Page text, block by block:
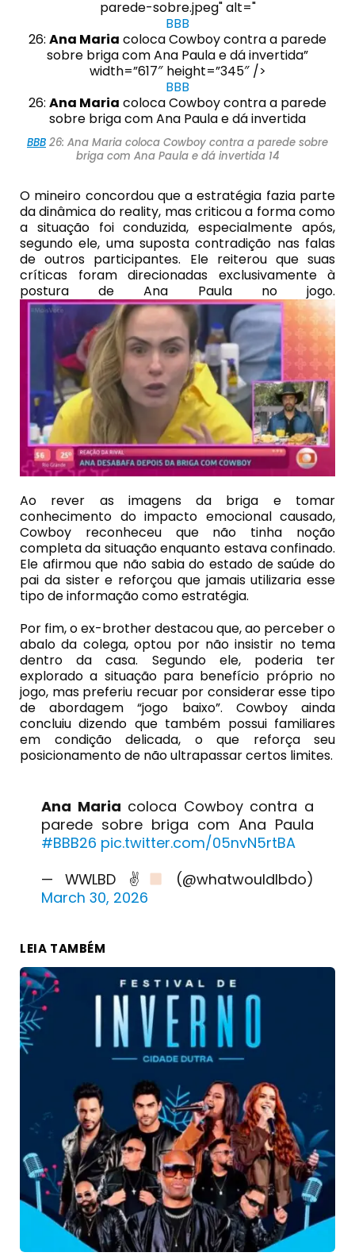
parede-sobre.jpeg" alt="
BBB
26: Ana Maria coloca Cowboy contra a parede
sobre briga com Ana Paula e dá invertida”
width=”617″ height=”345″ />
BBB
26: Ana Maria coloca Cowboy contra a parede
sobre briga com Ana Paula e dá invertida
BBB 26: Ana Maria coloca Cowboy contra a parede sobre
briga com Ana Paula e dá invertida 14
O mineiro concordou que a estratégia fazia parte
da dinâmica do reality, mas criticou a forma como
a situação foi conduzida, especialmente após,
segundo ele, uma suposta contradição nas falas
de outros participantes. Ele reiterou que suas
críticas foram direcionadas exclusivamente à
postura de Ana Paula no jogo.
Ao rever as imagens da briga e tomar
conhecimento do impacto emocional causado,
Cowboy reconheceu que não tinha noção
completa da situação enquanto estava confinado.
Ele afirmou que não sabia do estado de saúde do
pai da sister e reforçou que jamais utilizaria esse
tipo de informação como estratégia.
Por fim, o ex-brother destacou que, ao perceber o
abalo da colega, optou por não insistir no tema
dentro da casa. Segundo ele, poderia ter
explorado a situação para benefício próprio no
jogo, mas preferiu recuar por considerar esse tipo
de abordagem “jogo baixo”. Cowboy ainda
concluiu dizendo que também possui familiares
em condição delicada, o que reforça seu
posicionamento de não ultrapassar certos limites.
Ana Maria coloca Cowboy contra a
parede sobre briga com Ana Paula
#BBB26 pic.twitter.com/05nvN5rtBA
— WWLBD ✌
(@whatwouldlbdo)
March 30, 2026
LEIA TAMBÉM